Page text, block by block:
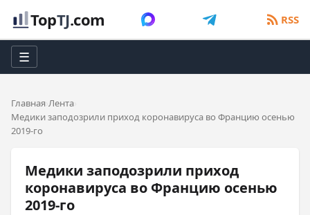
TopTJ.com RSS
☰
Главная Лента
Медики заподозрили приход коронавируса во Францию осенью
2019-го
Медики заподозрили приход
коронавируса во Францию осенью
2019-го